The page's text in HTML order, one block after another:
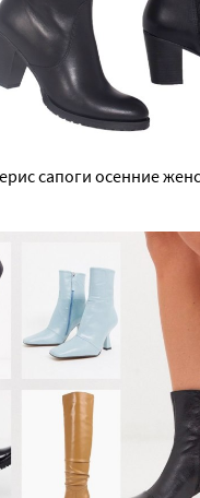
сапоги осенние